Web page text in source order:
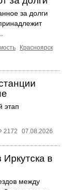
за долги
Красноярск
этап
2172 07.08.2026
Иркутска в
между